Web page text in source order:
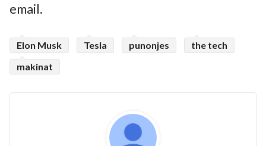
email.
Elon Musk Tesla punonjes
the tech
makinat